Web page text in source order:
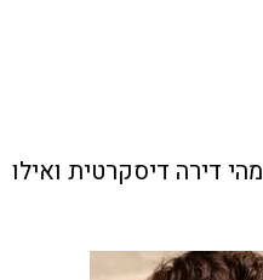
מהי דירה דיסקרטית ואילו